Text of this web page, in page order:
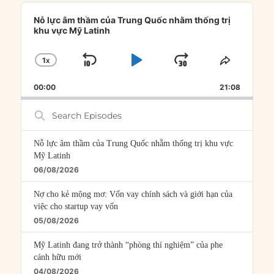
Audio
Player
Nỗ lực âm thầm của Trung Quốc nhằm thống trị
khu vực Mỹ Latinh
CHANGE
RATE
1X
SKIP
PLAYJUMP
FORWARD
SHARE
00:00 21:08
Search
Episodes
Nỗ lực âm thầm của Trung Quốc nhằm thống trị khu vực
Mỹ Latinh
06/08/2026
Nợ cho kẻ mộng mơ: Vốn vay chính sách và giới hạn của
việc cho startup vay vốn
05/08/2026
Mỹ Latinh đang trở thành “phòng thí nghiệm” của phe
cánh hữu mới
04/08/2026